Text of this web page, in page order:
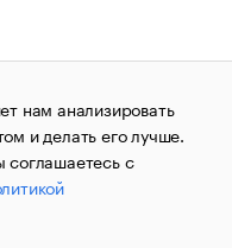
авторских прав
Сообщения
«РБК»
по надзору в сфере
и массовых
за номером ИА
«РБК». Отдельные
нам анализировать
и делать его лучше.
соглашаетесь с